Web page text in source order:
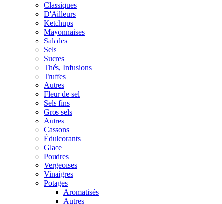
Classiques
D'Ailleurs
Ketchups
Mayonnaises
Salades
Sels
Sucres
Thés, Infusions
Truffes
Autres
Fleur de sel
Sels fins
Gros sels
Autres
Cassons
Édulcorants
Glace
Poudres
Vergeoises
Vinaigres
Potages
Aromatisés
Autres